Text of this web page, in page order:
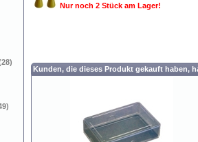
Nur noch 2 Stück am Lager!
Kunden, die dieses Produkt gekauft haben,